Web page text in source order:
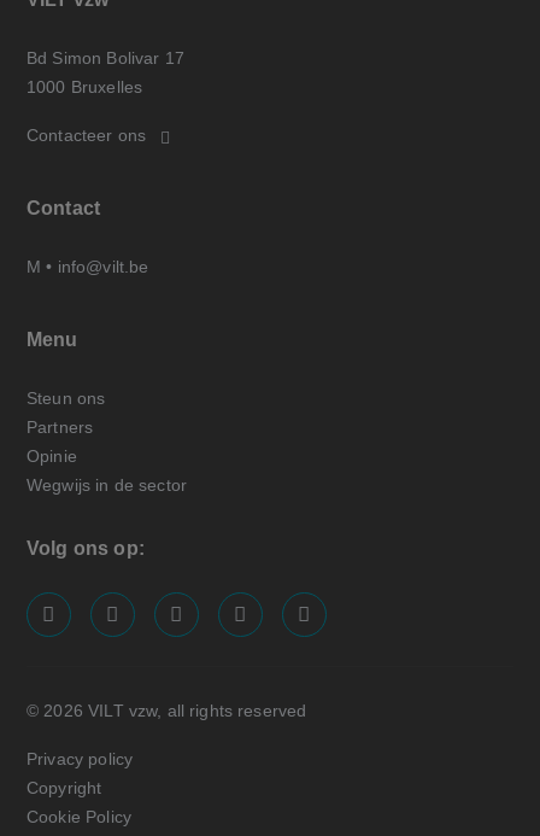
Bd Simon Bolivar 17
1000 Bruxelles
Contacteer ons
Contact
M • info@vilt.be
Menu
Steun ons
Partners
Opinie
Wegwijs in de sector
Volg ons op:
screenreader.visit us on our facebook page: https://
screenreader.visit us on our linkedin page:
screenreader.visit us on our
screenreader.visit us on our x
screenreader.visit us on
© 2026 VILT vzw, all rights reserved
Privacy policy
Copyright
Cookie Policy